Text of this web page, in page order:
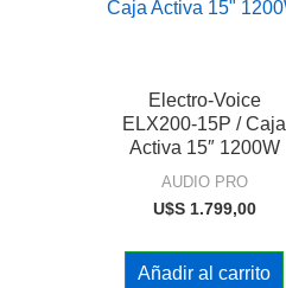
Electro-Voice
ELX200-15P / Caja
Activa 15″ 1200W
AUDIO PRO
U$S1.799,00
Añadir al carrito